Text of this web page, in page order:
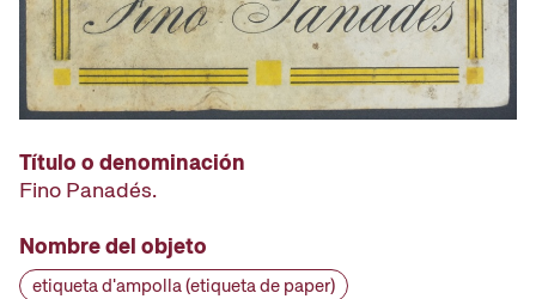
Título o denominación
Fino Panadés.
Nombre del objeto
etiqueta d'ampolla (etiqueta de paper)